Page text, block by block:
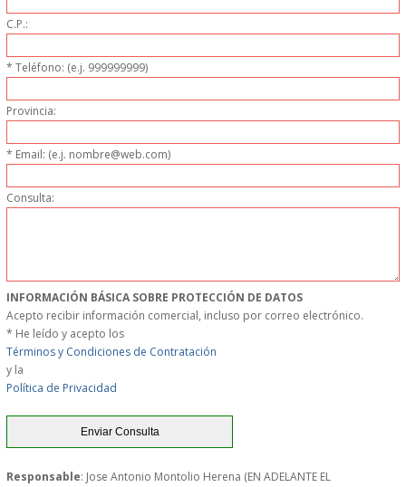
PERSONAL
LIMPIEZA
C.P.:
* Teléfono: (e.j. 999999999)
Provincia:
* Email: (e.j. nombre@web.com)
Consulta:
INFORMACIÓN BÁSICA SOBRE PROTECCIÓN DE DATOS
Acepto recibir información comercial, incluso por correo electrónico.
* He leído y acepto los
Términos y Condiciones de Contratación
y la
Política de Privacidad
Responsable: Jose Antonio Montolio Herena (EN ADELANTE EL